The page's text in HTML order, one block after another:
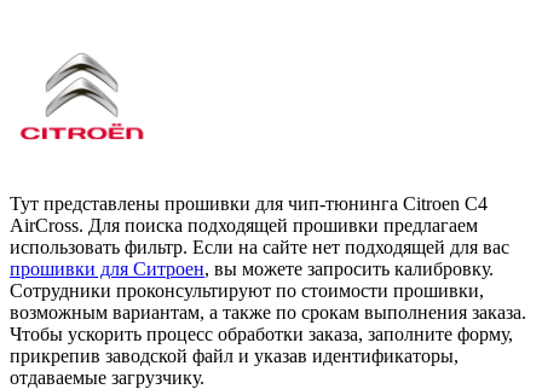
Тут представлены прошивки для чип-тюнинга Citroen C4
AirCross. Для поиска подходящей прошивки предлагаем
использовать фильтр. Если на сайте нет подходящей для вас
прошивки для Ситроен, вы можете запросить калибровку.
Сотрудники проконсультируют по стоимости прошивки,
возможным вариантам, а также по срокам выполнения заказа.
Чтобы ускорить процесс обработки заказа, заполните форму,
прикрепив заводской файл и указав идентификаторы,
отдаваемые загрузчику.